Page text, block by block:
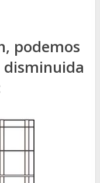
podemos
disminuida